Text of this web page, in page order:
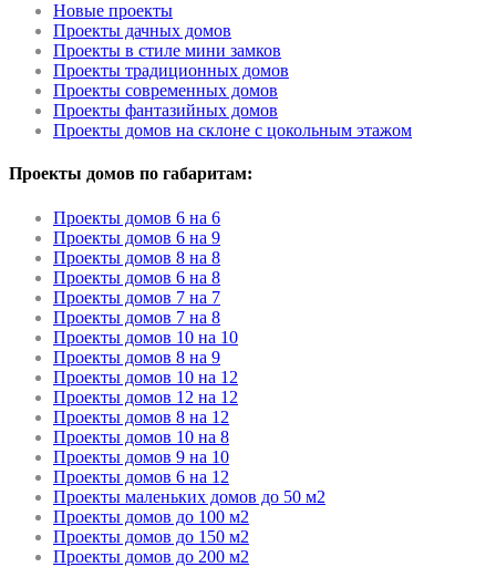
Новые проекты
Проекты дачных домов
Проекты в стиле мини замков
Проекты традиционных домов
Проекты современных домов
Проекты фантазийных домов
Проекты домов на склоне с цокольным этажом
Проекты домов по габаритам:
Проекты домов 6 на 6
Проекты домов 6 на 9
Проекты домов 8 на 8
Проекты домов 6 на 8
Проекты домов 7 на 7
Проекты домов 7 на 8
Проекты домов 10 на 10
Проекты домов 8 на 9
Проекты домов 10 на 12
Проекты домов 12 на 12
Проекты домов 8 на 12
Проекты домов 10 на 8
Проекты домов 9 на 10
Проекты домов 6 на 12
Проекты маленьких домов до 50 м2
Проекты домов до 100 м2
Проекты домов до 150 м2
Проекты домов до 200 м2